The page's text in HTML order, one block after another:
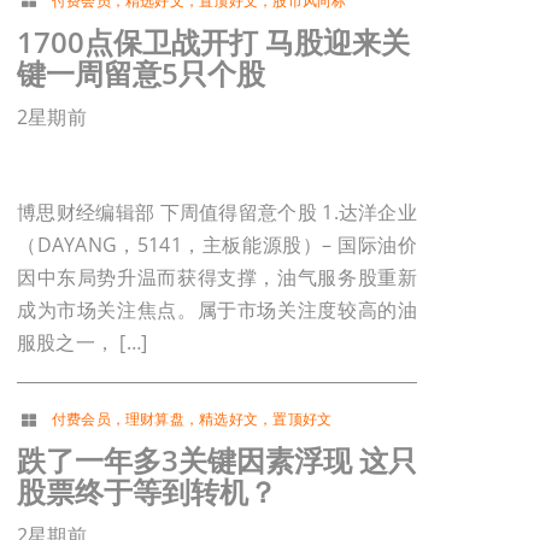
1700点保卫战开打 马股迎来关
键一周留意5只个股
2星期前
博思财经编辑部 下周值得留意个股 1.达洋企业
（DAYANG，5141，主板能源股）– 国际油价
因中东局势升温而获得支撑，油气服务股重新
成为市场关注焦点。属于市场关注度较高的油
服股之一， […]
付费会员 ，理财算盘 ，精选好文 ，置顶好文
跌了一年多3关键因素浮现 这只
股票终于等到转机？